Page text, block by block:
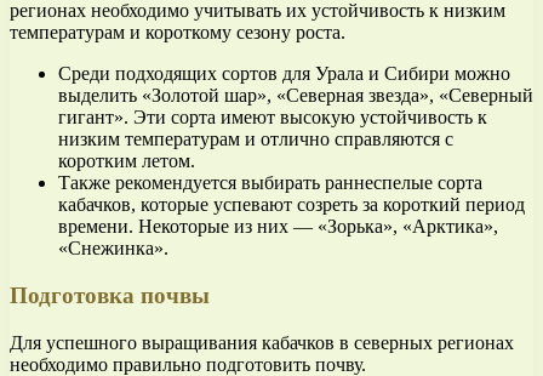
регионах необходимо учитывать их устойчивость к низким
температурам и короткому сезону роста.
Среди подходящих сортов для Урала и Сибири можно
выделить «Золотой шар», «Северная звезда», «Северный
гигант». Эти сорта имеют высокую устойчивость к
низким температурам и отлично справляются с
коротким летом.
Также рекомендуется выбирать раннеспелые сорта
кабачков, которые успевают созреть за короткий период
времени. Некоторые из них — «Зорька», «Арктика»,
«Снежинка».
Подготовка почвы
Для успешного выращивания кабачков в северных регионах
необходимо правильно подготовить почву.